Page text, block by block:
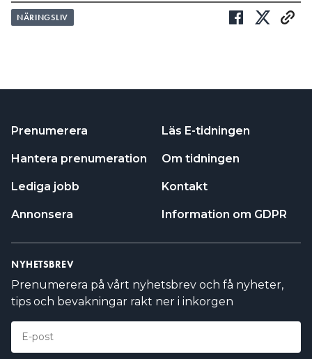
NÄRINGSLIV
Prenumerera
Hantera prenumeration
Lediga jobb
Annonsera
Läs E-tidningen
Om tidningen
Kontakt
Information om GDPR
NYHETSBREV
Prenumerera på vårt nyhetsbrev och få nyheter,
tips och bevakningar rakt ner i inkorgen